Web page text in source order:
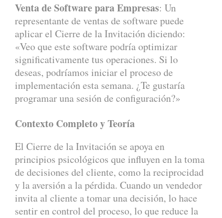
Venta de Software para Empresas: Un
representante de ventas de software puede
aplicar el Cierre de la Invitación diciendo:
«Veo que este software podría optimizar
significativamente tus operaciones. Si lo
deseas, podríamos iniciar el proceso de
implementación esta semana. ¿Te gustaría
programar una sesión de configuración?»
Contexto Completo y Teoría
El Cierre de la Invitación se apoya en
principios psicológicos que influyen en la toma
de decisiones del cliente, como la reciprocidad
y la aversión a la pérdida. Cuando un vendedor
invita al cliente a tomar una decisión, lo hace
sentir en control del proceso, lo que reduce la